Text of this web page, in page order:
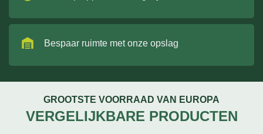
Bespaar ruimte met onze opslag
GROOTSTE VOORRAAD VAN EUROPA
VERGELIJKBARE PRODUCTEN